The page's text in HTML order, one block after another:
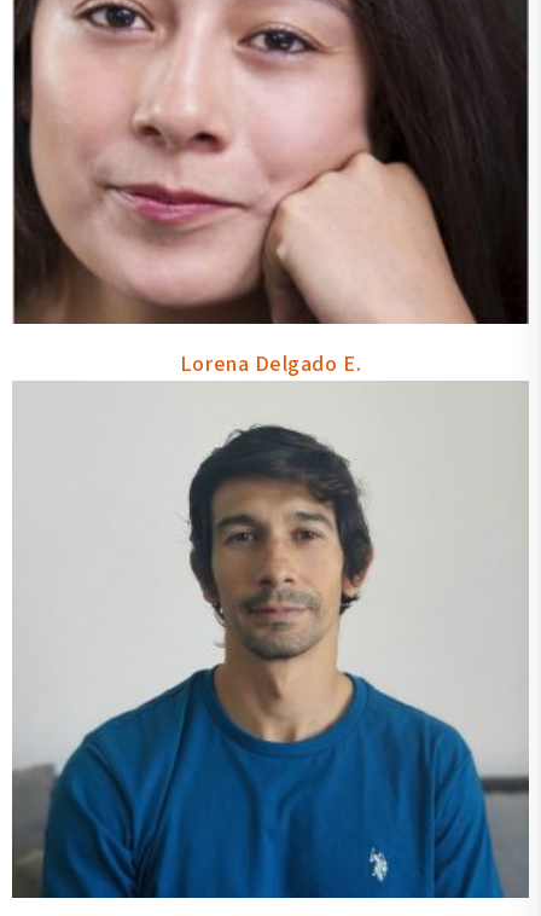
Lorena Delgado E.